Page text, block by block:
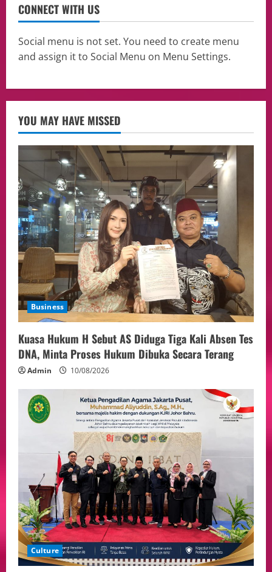
2
Selesaikan 25 Perkara Isbat Nikah bagi
WNI di Johor Bahru
06/08/2026
3
opini
Adakan Pertemuan Dengan Delegasi 6
lembaga investor, Berorientasi Untuk
Meningkatkan SDM
05/08/2026
4
Aliyuddin: Anak Indonesia di Luar Negeri
Harus Berprestasi, Berkarakter, dan
Menjaga Nama Baik Bangsa
05/08/2026
5
Event
Putusan Diundur Lagi, Pernyataan
Hakim pada Sidang Sebelumnya Jadi
Sorotan
05/08/2026
CONNECT WITH US
Social menu is not set. You need to create menu
and assign it to Social Menu on Menu Settings.
YOU MAY HAVE MISSED
Business
Kuasa Hukum H Sebut AS Diduga Tiga Kali Absen Tes
DNA, Minta Proses Hukum Dibuka Secara Terang
Admin 10/08/2026
Culture